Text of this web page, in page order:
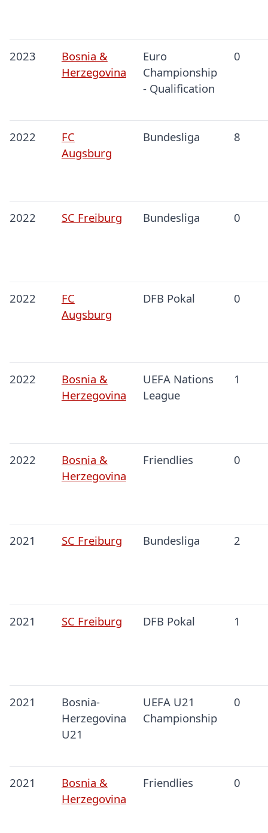
2023
Bosnia &
Herzegovina
Euro
Championship
- Qualification
0
2022
FC
Augsburg
Bundesliga 8
2022 SC Freiburg Bundesliga 0
2022
FC
Augsburg
DFB Pokal 0
2022
Bosnia &
Herzegovina
UEFA Nations
League
1
2022
Bosnia &
Herzegovina
Friendlies 0
2021 SC Freiburg Bundesliga 2
2021 SC Freiburg DFB Pokal 1
2021
Bosnia-
Herzegovina
U21
UEFA U21
Championship
0
2021
Bosnia &
Herzegovina
Friendlies 0